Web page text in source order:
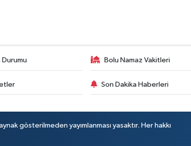
Durumu Bolu Namaz Vakitleri
Son Dakika Haberleri
gösterilmeden yayımlanması yasaktır. Her hakkı